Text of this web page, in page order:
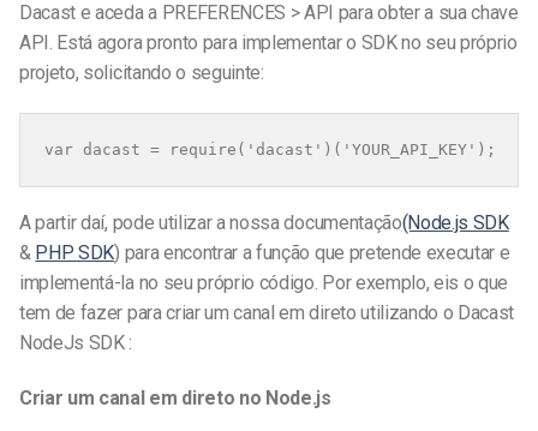
Dacast e aceda a PREFERENCES > API para obter a sua chave
API. Está agora pronto para implementar o SDK no seu próprio
projeto, solicitando o seguinte:
A partir daí, pode utilizar a nossa documentação(Node.js SDK
& PHP SDK) para encontrar a função que pretende executar e
implementá-la no seu próprio código. Por exemplo, eis o que
tem de fazer para criar um canal em direto utilizando o Dacast
NodeJs SDK :
Criar um canal em direto no Node.js